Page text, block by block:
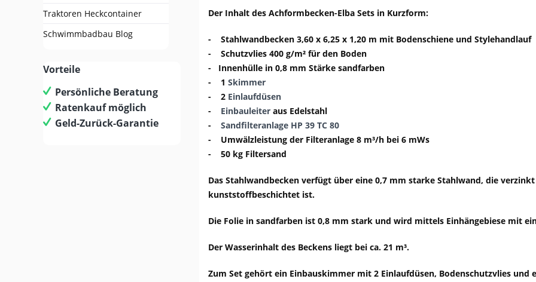
Traktoren Heckcontainer
Schwimmbadbau Blog
Vorteile
Persönliche Beratung
Ratenkauf möglich
Geld-Zurück-Garantie
Der Inhalt des Achformbecken-Elba Sets in Kurzform:
- Stahlwandbecken 3,60 x 6,25 x 1,20 m mit Bodenschiene und Stylehandlauf
- Schutzvlies 400 g/m² für den Boden
- Innenhülle in 0,8 mm Stärke sandfarben
- 1 Skimmer
- 2 Einlaufdüsen
- Einbauleiter aus Edelstahl
- Sandfilteranlage HP 39 TC 80
- Umwälzleistung der Filteranlage 8 m³/h bei 6 mWs
- 50 kg Filtersand
Das Stahlwandbecken verfügt über eine 0,7 mm starke Stahlwand, die
kunststoffbeschichtet ist.
Die Folie in sandfarben ist 0,8 mm stark und wird mittels Einhängebiese mit
Der Wasserinhalt des Beckens liegt bei ca. 21 m³.
Zum Set gehört ein Einbauskimmer mit 2 Einlaufdüsen, Bodenschutzvlies